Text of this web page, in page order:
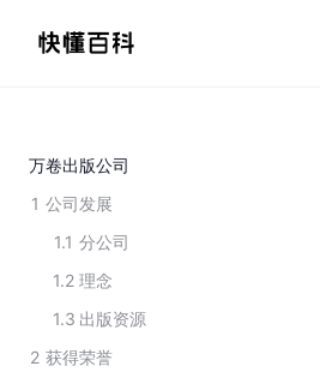
万卷出版公司
1 公司发展
1.1 分公司
1.2 理念
1.3 出版资源
2 获得荣誉